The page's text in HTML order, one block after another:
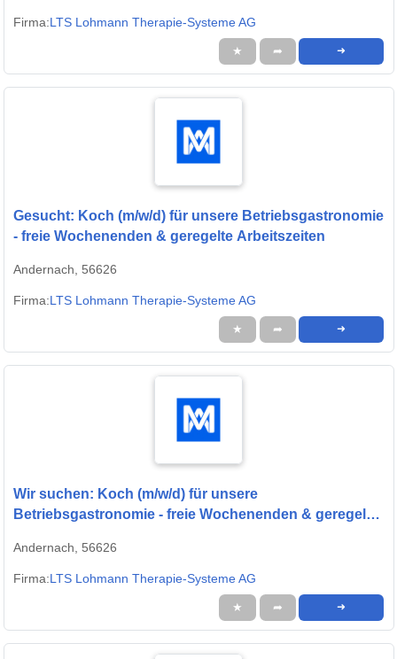
Firma:LTS Lohmann Therapie-Systeme AG
★ ➦ ➜
Gesucht: Koch (m/w/d) für unsere Betriebsgastronomie
- freie Wochenenden & geregelte Arbeitszeiten
Andernach, 56626
Firma:LTS Lohmann Therapie-Systeme AG
★ ➦ ➜
Wir suchen: Koch (m/w/d) für unsere
Betriebsgastronomie - freie Wochenenden & geregelte
Andernach, 56626
Firma:LTS Lohmann Therapie-Systeme AG
★ ➦ ➜